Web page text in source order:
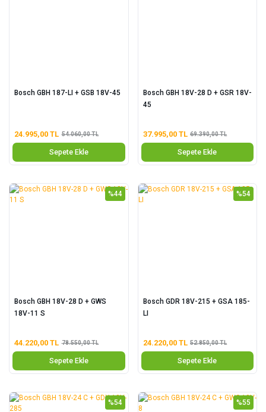
Bosch GBH 187-LI + GSB 18V-45
24.995,00 TL 54.060,00 TL
Sepete Ekle
Bosch GBH 18V-28 D + GSR 18V-
45
37.995,00 TL 69.390,00 TL
Sepete Ekle
%44
Bosch GBH 18V-28 D + GWS
18V-11 S
44.220,00 TL 78.550,00 TL
Sepete Ekle
%54
Bosch GDR 18V-215 + GSA 185-
LI
24.220,00 TL 52.850,00 TL
Sepete Ekle
%54 %55